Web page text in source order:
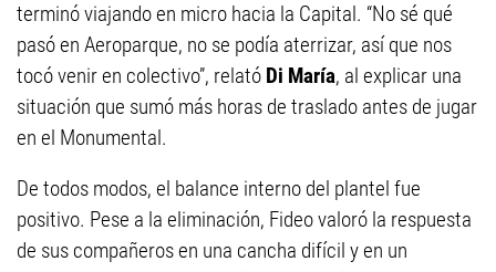
terminó viajando en micro hacia la Capital. “No sé qué
pasó en Aeroparque, no se podía aterrizar, así que nos
tocó venir en colectivo”, relató Di María, al explicar una
situación que sumó más horas de traslado antes de jugar
en el Monumental.
De todos modos, el balance interno del plantel fue
positivo. Pese a la eliminación, Fideo valoró la respuesta
de sus compañeros en una cancha difícil y en un